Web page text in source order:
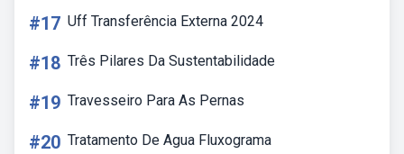
#17 Uff Transferência Externa 2024
#18 Três Pilares Da Sustentabilidade
#19 Travesseiro Para As Pernas
#20 Tratamento De Agua Fluxograma